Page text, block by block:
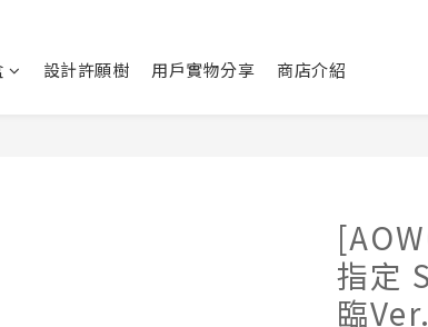
設計許願樹 用戶實物分享 商店介紹
指定
臨